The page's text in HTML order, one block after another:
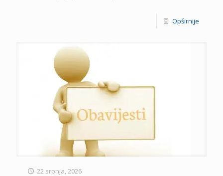
Opširnije
22 srpnja, 2026